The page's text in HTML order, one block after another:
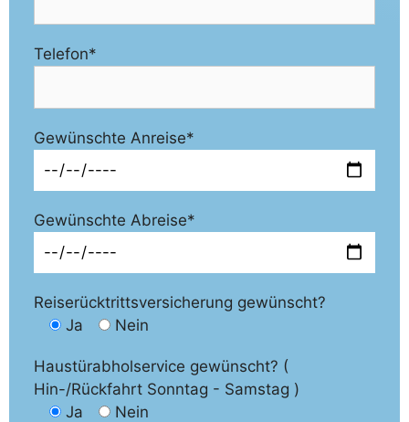
Telefon*
Gewünschte Anreise*
Gewünschte Abreise*
Reiserücktrittsversicherung gewünscht?
Ja
Nein
Haustürabholservice gewünscht? (
Hin-/Rückfahrt Sonntag - Samstag )
Ja
Nein